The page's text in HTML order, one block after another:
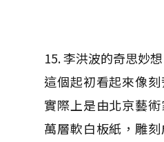
15. 李洪波的奇思妙
這個起初看起來像
實際上是由北京藝
萬層軟白板紙，雕